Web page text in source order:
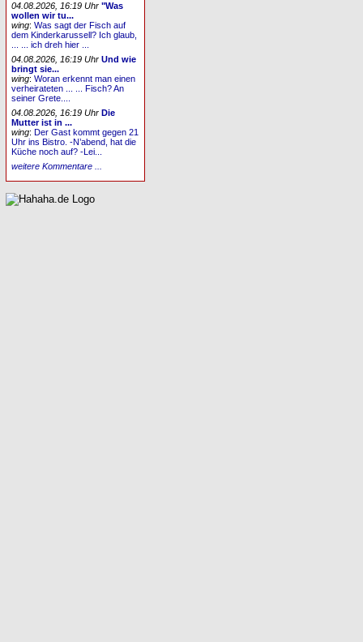
04.08.2026, 16:19 Uhr "Was
wollen wir tu...
wing:Was sagt der Fisch auf
dem Kinderkarussell? Ich glaub,
... ... ich dreh hier ...
04.08.2026, 16:19 Uhr Und wie
bringt sie...
wing:Woran erkennt man einen
verheirateten ... ... Fisch? An
seiner Grete....
04.08.2026, 16:19 Uhr Die
Mutter ist in ...
wing:Der Gast kommt gegen 21
Uhr ins Bistro. -N’abend, hat die
Küche noch auf? -Lei...
weitere Kommentare ...